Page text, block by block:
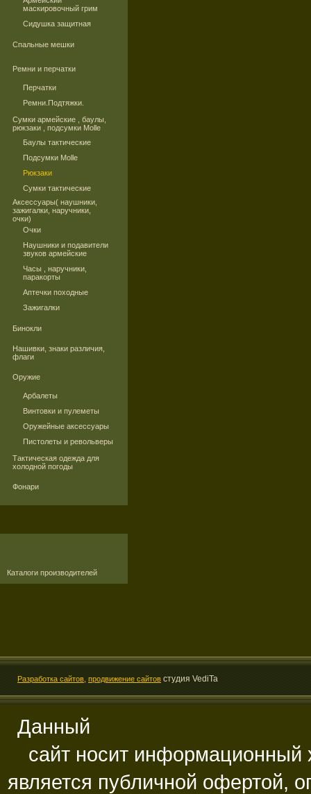
маскировочный грим
Сидушка защитная
Спальные мешки
Ремни и перчатки
Перчатки
Ремни.Подтяжки.
Сумки армейские , баулы,
рюкзаки , подсумки Molle
Баулы тактические
Подсумки Molle
Рюкзаки
Сумки тактические
Аксессуары( наушники,
зажигалки, наручники,
очки)
Очки
Наушники и подавители
звуков армейские
Часы , наручники,
паракорты
Аптечки походные
Зажигалки
Бинокли
Нашивки, знаки различия,
флаги
Оружие
Арбалеты
Винтовки и пулеметы
Оружейные аксессуары
Пистолеты и револьверы
Тактическая одежда для
холодной погоды
Фонари
Каталоги производителей
Разработка сайтов, продвижение сайтов студия VediTa
Данный
сайт носит информационный
является публичной офертой,